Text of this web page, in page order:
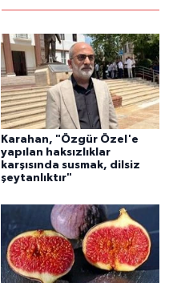
Karahan, "Özgür Özel'e
yapılan haksızlıklar
karşısında susmak, dilsiz
şeytanlıktır"